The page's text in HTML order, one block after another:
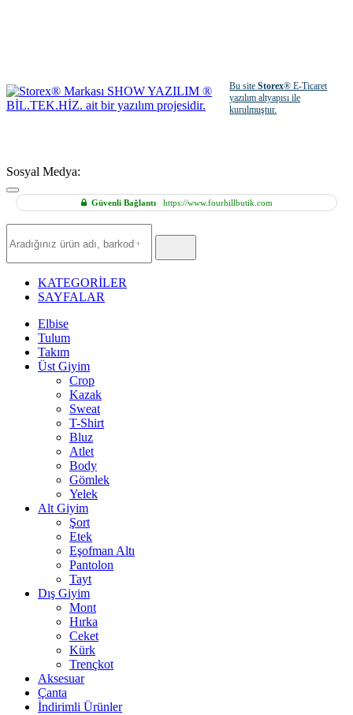
Bu siteStorex® E-Ticaret
yazılım altyapısı ile
kurulmuştur.
Sosyal Medya:
Güvenli Bağlantıhttps://www.fourhillbutik.com
Ürün
KATEGORİLER
SAYFALAR
Elbise
Tulum
Takım
Üst Giyim
Crop
Kazak
Sweat
T-Shirt
Bluz
Atlet
Body
Gömlek
Yelek
Alt Giyim
Şort
Etek
Eşofman Altı
Pantolon
Tayt
Dış Giyim
Mont
Hırka
Ceket
Kürk
Trençkot
Aksesuar
Çanta
İndirimli Ürünler